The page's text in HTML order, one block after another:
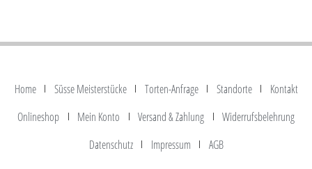
Home Süsse Meisterstücke Torten-Anfrage Standorte
Kontakt
Onlineshop
Mein Konto Versand & Zahlung
Widerrufsbelehrung
Datenschutz
Impressum AGB